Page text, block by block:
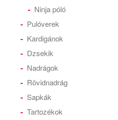
Ninja póló
Pulóverek
Kardigánok
Dzsekik
Nadrágok
Rövidnadrág
Sapkák
Tartozékok